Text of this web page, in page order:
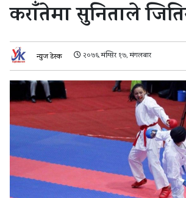
कराँतेमा सुनिताले
न्युज डेस्क २०७६ मंग्सिर १७, मंगलबार